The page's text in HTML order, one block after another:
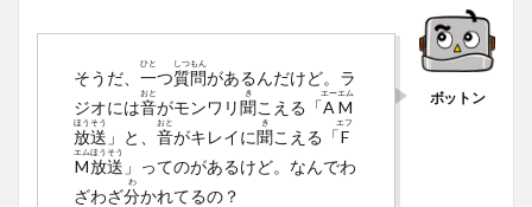
そうだ、 一
ひと
つ質
しつ
問
もん
があるんだけど。ラ
ジオには音
おと
がモンワリ聞
き
こえる「A
エー
M
エム
放
ほう
送
そう
」と、 音
おと
がキレイに聞
き
こえる「F
エフ
M
エム
放
ほう
送
そう
」ってのがあるけど。なんでわ
ざわざ分
わ
かれてるの？